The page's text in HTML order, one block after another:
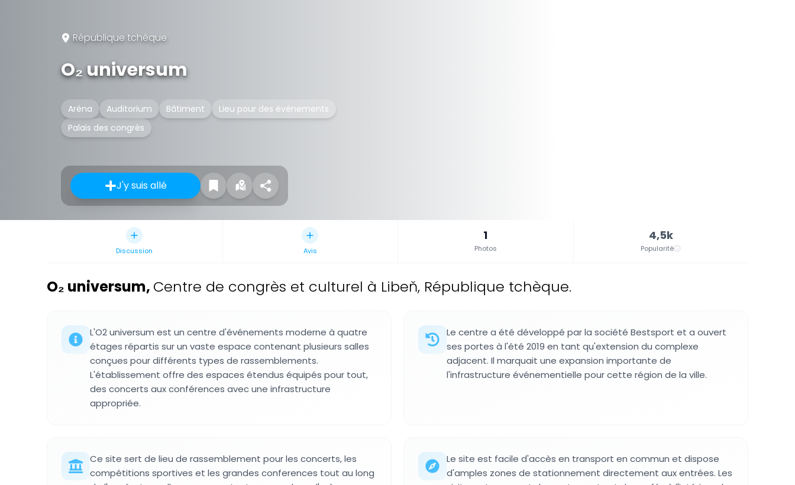
République tchèque
O₂ universum
Aréna Auditorium Bâtiment
Lieu pour des événements
Palais des congrès
J'y suis allé
Discussion Avis
1
Photos
4,5k
Popularité
O₂ universum, Centre de congrès et culturel à Libeň, République tchèque.
L'O2 universum est un centre d'événements moderne à quatre
étages répartis sur un vaste espace contenant plusieurs salles
conçues pour différents types de rassemblements.
L'établissement offre des espaces étendus équipés pour tout,
des concerts aux conférences avec une infrastructure
appropriée.
Le centre a été développé par la société Bestsport et a ouvert
ses portes à l'été 2019 en tant qu'extension du complexe
adjacent. Il marquait une expansion importante de
l'infrastructure événementielle pour cette région de la ville.
Ce site sert de lieu de rassemblement pour les concerts, les
compétitions sportives et les grandes conferences tout au long
Le site est facile d'accès en transport en commun et dispose
d'amples zones de stationnement directement aux entrées. Les